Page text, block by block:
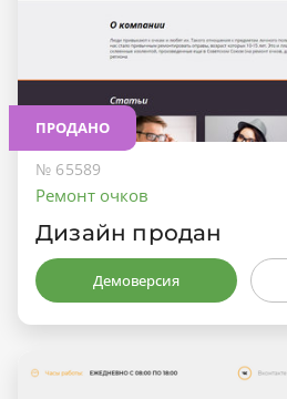
ПРОДАНО
№ 65589
Ремонт очков
Дизайн продан
Демоверсия